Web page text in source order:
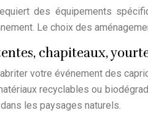
des équipements
Le choix des
chapiteaux,
votre événement des
recyclables ou
les paysages naturels.